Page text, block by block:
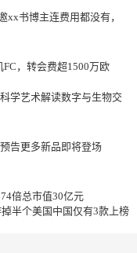
书博主连费用都没有，
，转会费超1500万欧
学艺术解读数字与生物交
告更多新品即将登场
倍总市值30亿元
半个美国中国仅有3款上榜